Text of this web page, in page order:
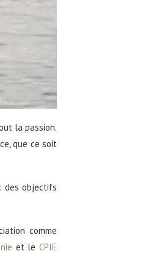
la passion.
que ce soit
des objectifs
comme
et le CPIE